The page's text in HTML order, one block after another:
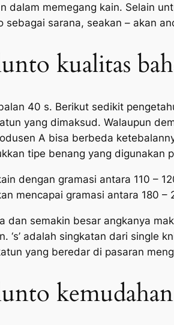
dalam memegang kain. Selain
sarana, seakan – akan
kualitas
40 s. Berikut sedikit
yang dimaksud. Walaupun
A bisa berbeda
tipe benang yang digunakan
dengan gramasi antara 110 –
mencapai gramasi antara 180 –
semakin besar angkanya
‘s’ adalah singkatan dari single
yang beredar di pasaran